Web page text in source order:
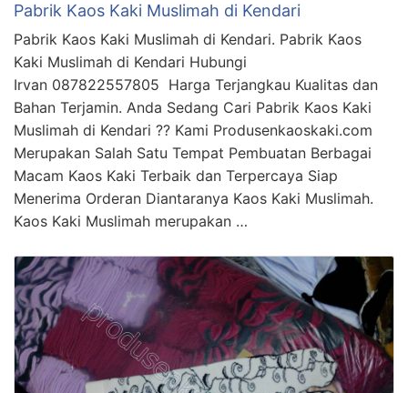
Pabrik Kaos Kaki Muslimah di Kendari
Pabrik Kaos Kaki Muslimah di Kendari. Pabrik Kaos
Kaki Muslimah di Kendari Hubungi
Irvan 087822557805 Harga Terjangkau Kualitas dan
Bahan Terjamin. Anda Sedang Cari Pabrik Kaos Kaki
Muslimah di Kendari ?? Kami Produsenkaoskaki.com
Merupakan Salah Satu Tempat Pembuatan Berbagai
Macam Kaos Kaki Terbaik dan Terpercaya Siap
Menerima Orderan Diantaranya Kaos Kaki Muslimah.
Kaos Kaki Muslimah merupakan …